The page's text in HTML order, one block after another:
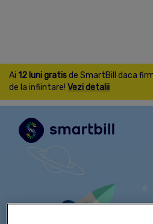
Ai 12 luni gratisde SmartBill daca
de la infiintare! Vezi detalii